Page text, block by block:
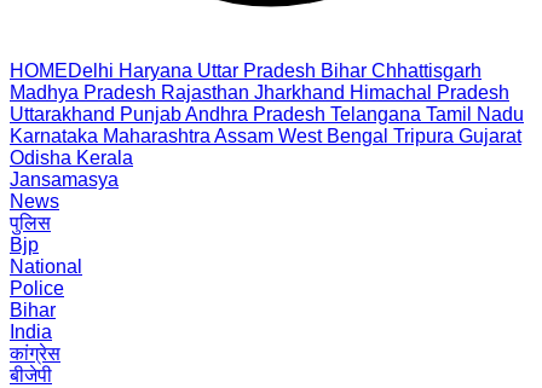
HOMEDelhi Haryana Uttar Pradesh Bihar Chhattisgarh
Madhya Pradesh Rajasthan Jharkhand Himachal Pradesh
Uttarakhand PunjabAndhra Pradesh Telangana Tamil Nadu
Karnataka Maharashtra Assam West Bengal Tripura Gujarat
Odisha Kerala
Jansamasya
News
पुलिस
Bjp
National
Police
Bihar
India
कांग्रेस
बीजेपी